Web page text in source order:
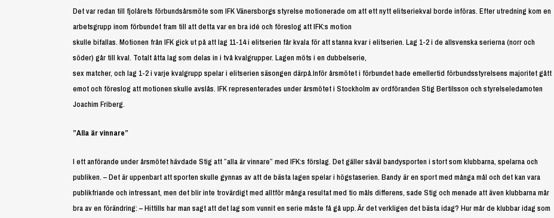
Det var redan till fjolårets förbundsårsmöte som IFK Vänersborgs styrelse motionerade om att ett nytt elitseriekval borde införas. Efter utredning kom en
arbetsgrupp inom förbundet fram till att detta var en bra idé och föreslog att IFK:s motion
skulle bifallas. Motionen från IFK gick ut på att lag 11-14 i elitserien får kvala för att stanna kvar i elitserien. Lag 1-2 i de allsvenska serierna (norr och
söder) går till kval. Totalt åtta lag som delas in i två kvalgrupper. Lagen möts i en dubbelserie,
sex matcher, och lag 1-2 i varje kvalgrupp spelar i elitserien säsongen därpå.Inför årsmötet i förbundet hade emellertid förbundsstyrelsens majoritet gått
emot och föreslog att motionen skulle avslås. IFK representerades under årsmötet i Stockholm av ordföranden Stig Bertilsson och styrelseledamoten
Joachim Friberg.
”Alla är vinnare”
I ett anförande under årsmötet hävdade Stig att ”alla är vinnare” med IFK:s förslag. Det gäller såväl bandysporten i stort som klubbarna, spelarna och
publiken. – Det är uppenbart att sporten skulle gynnas av att de bästa lagen spelar i högstaserien. Bandy är en sport med många mål och det kan vara
publikfriande och intressant, men det blir inte trovärdigt med alltför många resultat med tio måls differens, sade Stig och menade att även klubbarna mår
bra av en förändring: – Hittills har man sagt att det lag som vunnit en serie måste få gå upp. Är det verkligen det bästa idag? Hur mår de klubbar idag som